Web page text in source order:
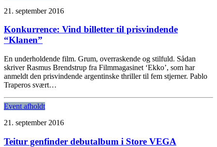
21. september 2016
Konkurrence: Vind billetter til prisvindende
“Klanen”
En underholdende film. Grum, overraskende og stilfuld. Sådan
skriver Rasmus Brendstrup fra Filmmagasinet ‘Ekko’, som har
anmeldt den prisvindende argentinske thriller til fem stjerner. Pablo
Traperos svært…
Event afholdt
21. september 2016
Teitur genfinder debutalbum i Store VEGA